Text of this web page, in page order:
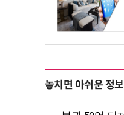
놓치면 아쉬운 정보